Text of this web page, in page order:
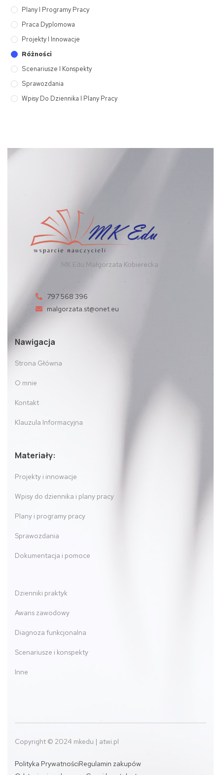
Plany I Programy Pracy
Praca Dyplomowa
Projekty I Innowacje
Różności
Scenariusze I Konspekty
Sprawozdania
Wpisy Do Dziennika I Plany Pracy
MK Edu Małgorzata Kobierecka
797 568 396
malgorzata.st@onet.eu
Nawigacja
Strona Główna
O mnie
Kontakt
Klauzula Informacyjna
Materiały:
Projekty i innowacje
Wpisy do dziennika i plany pracy
Plany i programy pracy
Sprawozdania
Dokumentacja i pomoce
Dzienniki praktyk
Awans zawodowy
Diagnoza funkcjonalna
Scenariusze i konspekty
Inne
Copyright © 2024 mkedu | atwi.pl
Polityka PrywatnościRegulamin zakupów